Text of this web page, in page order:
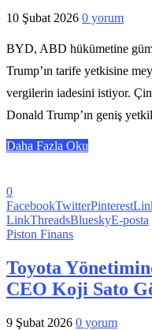
10 Şubat 2026 0 yorum
BYD, ABD hükümetine
Trump’ın tarife yetkisine
vergilerin iadesini istiyor.
Donald Trump’ın geniş
Daha Fazla Oku
0
FacebookTwitterPinterest
LinkThreadsBlueskyE-posta
Piston Finans
Toyota
CEO Koji Sato
9 Şubat 2026 0 yorum